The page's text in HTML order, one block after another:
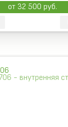
от 32 500 руб.